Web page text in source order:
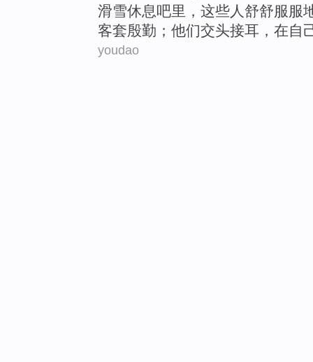
滑雪休息吧里，这些人舒舒服服
客套殷勤； 他们交头接耳 ， 在自
youdao